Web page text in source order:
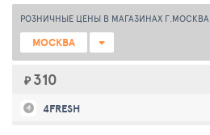
РОЗНИЧНЫЕ ЦЕНЫ В МАГАЗИНАХ Г.МОСКВА
МОСКВА
₽ 310
4FRESH